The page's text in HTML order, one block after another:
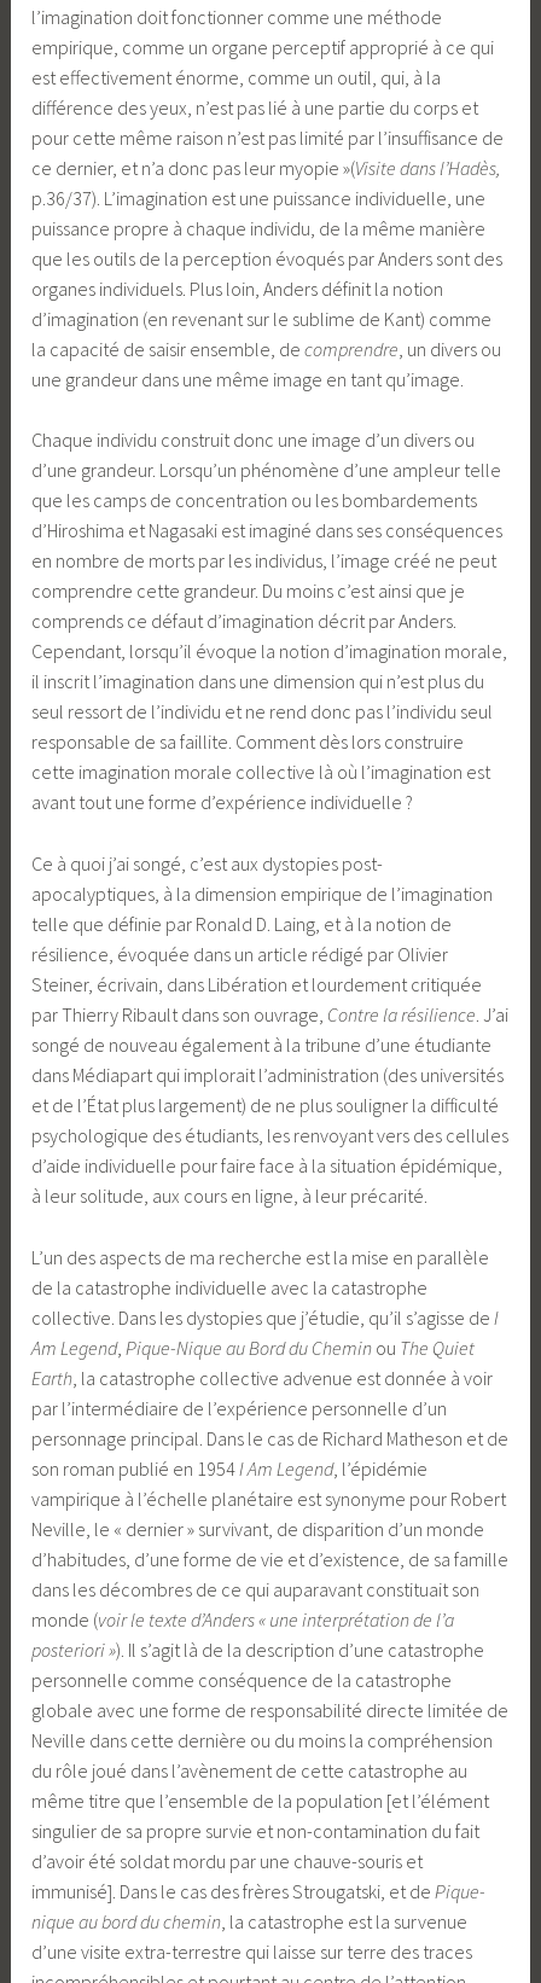
l’imagination doit fonctionner comme une méthode
empirique, comme un organe perceptif approprié à ce qui
est effectivement énorme, comme un outil, qui, à la
différence des yeux, n’est pas lié à une partie du corps et
pour cette même raison n’est pas limité par l’insuffisance de
ce dernier, et n’a donc pas leur myopie »(Visite dans l’Hadès,
p.36/37). L’imagination est une puissance individuelle, une
puissance propre à chaque individu, de la même manière
que les outils de la perception évoqués par Anders sont des
organes individuels. Plus loin, Anders définit la notion
d’imagination (en revenant sur le sublime de Kant) comme
la capacité de saisir ensemble, decomprendre , un divers ou
une grandeur dans une même image en tant qu’image.
Chaque individu construit donc une image d’un divers ou
d’une grandeur. Lorsqu’un phénomène d’une ampleur telle
que les camps de concentration ou les bombardements
d’Hiroshima et Nagasaki est imaginé dans ses conséquences
en nombre de morts par les individus, l’image créé ne peut
comprendre cette grandeur. Du moins c’est ainsi que je
comprends ce défaut d’imagination décrit par Anders.
Cependant, lorsqu’il évoque la notion d’imagination morale,
il inscrit l’imagination dans une dimension qui n’est plus du
seul ressort de l’individu et ne rend donc pas l’individu seul
responsable de sa faillite. Comment dès lors construire
cette imagination morale collective là où l’imagination est
avant tout une forme d’expérience individuelle ?
Ce à quoi j’ai songé, c’est aux dystopies post-
apocalyptiques, à la dimension empirique de l’imagination
telle que définie par Ronald D. Laing, et à la notion de
résilience, évoquée dans un article rédigé par Olivier
Steiner, écrivain, dans Libération et lourdement critiquée
par Thierry Ribault dans son ouvrage, Contre la résilience . J’ai
songé de nouveau également à la tribune d’une étudiante
dans Médiapart qui implorait l’administration (des universités
et de l’État plus largement) de ne plus souligner la difficulté
psychologique des étudiants, les renvoyant vers des cellules
d’aide individuelle pour faire face à la situation épidémique,
à leur solitude, aux cours en ligne, à leur précarité.
L’un des aspects de ma recherche est la mise en parallèle
de la catastrophe individuelle avec la catastrophe
collective. Dans les dystopies que j’étudie, qu’il s’agisse de I
Am Legend, Pique-Nique au Bord du Chemin ou The Quiet
Earth , la catastrophe collective advenue est donnée à voir
par l’intermédiaire de l’expérience personnelle d’un
personnage principal. Dans le cas de Richard Matheson et de
son roman publié en 1954 I Am Legend, l’épidémie
vampirique à l’échelle planétaire est synonyme pour Robert
Neville, le « dernier » survivant, de disparition d’un monde
d’habitudes, d’une forme de vie et d’existence, de sa famille
dans les décombres de ce qui auparavant constituait son
monde (voir le texte d’Anders « une interprétation de l’a
posteriori »). Il s’agit là de la description d’une catastrophe
personnelle comme conséquence de la catastrophe
globale avec une forme de responsabilité directe limitée de
Neville dans cette dernière ou du moins la compréhension
du rôle joué dans l’avènement de cette catastrophe au
même titre que l’ensemble de la population [et l’élément
singulier de sa propre survie et non-contamination du fait
d’avoir été soldat mordu par une chauve-souris et
immunisé]. Dans le cas des frères Strougatski, et de Pique-
nique au bord du chemin , la catastrophe est la survenue
d’une visite extra-terrestre qui laisse sur terre des traces